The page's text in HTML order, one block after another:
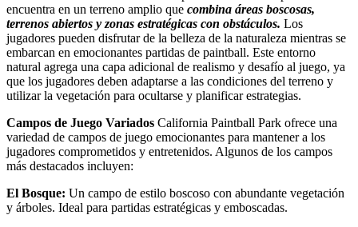
encuentra en un terreno amplio que combina áreas boscosas,
terrenos abiertos y zonas estratégicas con obstáculos. Los
jugadores pueden disfrutar de la belleza de la naturaleza mientras se
embarcan en emocionantes partidas de paintball. Este entorno
natural agrega una capa adicional de realismo y desafío al juego, ya
que los jugadores deben adaptarse a las condiciones del terreno y
utilizar la vegetación para ocultarse y planificar estrategias.
Campos de Juego Variados California Paintball Park ofrece una
variedad de campos de juego emocionantes para mantener a los
jugadores comprometidos y entretenidos. Algunos de los campos
más destacados incluyen:
El Bosque: Un campo de estilo boscoso con abundante vegetación
y árboles. Ideal para partidas estratégicas y emboscadas.